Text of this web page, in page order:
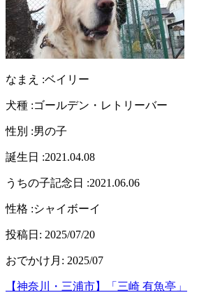
なまえ :ベイリー
犬種 :ゴールデン・レトリーバー
性別 :男の子
誕生日 :2021.04.08
うちの子記念日 :2021.06.06
性格 :シャイボーイ
投稿日: 2025/07/20
おでかけ月 : 2025/07
【神奈川・三浦市】「三崎 有魚亭」